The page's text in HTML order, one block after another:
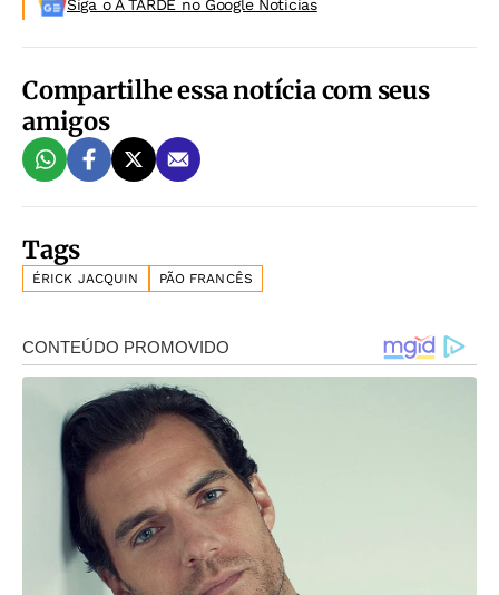
Siga o A TARDE no Google Noticias
Compartilhe essa notícia com seus
amigos
Tags
ÉRICK JACQUIN PÃO FRANCÊS